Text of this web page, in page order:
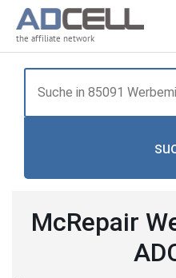
the affiliate network
McRepair